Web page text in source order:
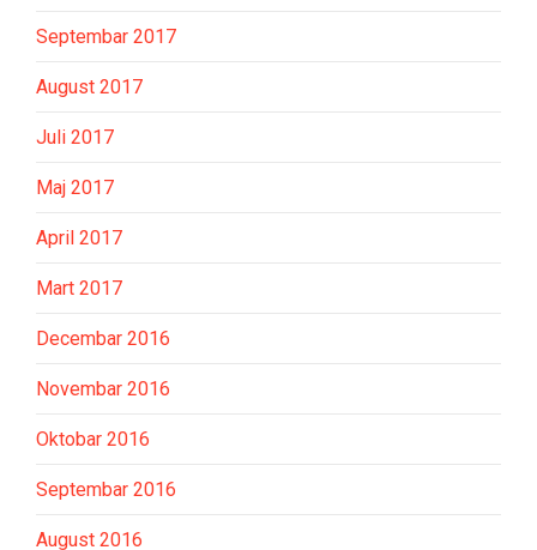
Septembar 2017
August 2017
Juli 2017
Maj 2017
April 2017
Mart 2017
Decembar 2016
Novembar 2016
Oktobar 2016
Septembar 2016
August 2016